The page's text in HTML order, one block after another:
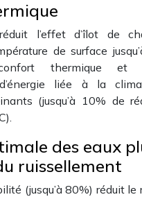
l’effet d’îlot de
de surface
thermique et
liée à la
(jusqu’à 10% de
des eaux
ruissellement
(jusqu’à 80%) réduit le